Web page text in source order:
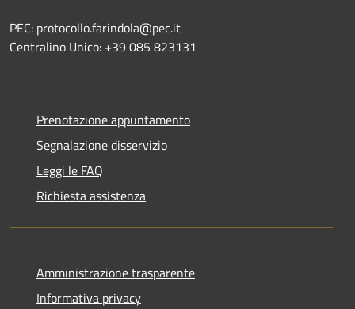
PEC: protocollo.farindola@pec.it
Centralino Unico: +39 085 823131
Prenotazione appuntamento
Segnalazione disservizio
Leggi le FAQ
Richiesta assistenza
Amministrazione trasparente
Informativa privacy